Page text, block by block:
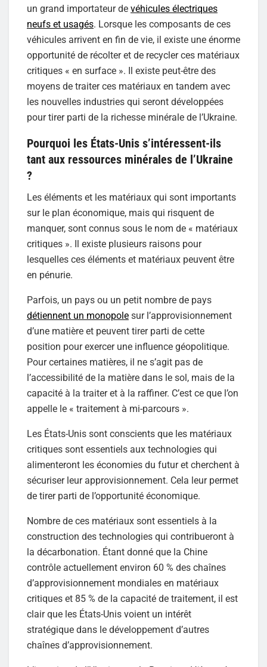
un grand importateur de véhicules électriques
neufs et usagés. Lorsque les composants de ces
véhicules arrivent en fin de vie, il existe une énorme
opportunité de récolter et de recycler ces matériaux
critiques « en surface ». Il existe peut-être des
moyens de traiter ces matériaux en tandem avec
les nouvelles industries qui seront développées
pour tirer parti de la richesse minérale de l’Ukraine.
Pourquoi les États-Unis s’intéressent-ils
tant aux ressources minérales de l’Ukraine
?
Les éléments et les matériaux qui sont importants
sur le plan économique, mais qui risquent de
manquer, sont connus sous le nom de « matériaux
critiques ». Il existe plusieurs raisons pour
lesquelles ces éléments et matériaux peuvent être
en pénurie.
Parfois, un pays ou un petit nombre de pays
détiennent un monopole sur l’approvisionnement
d’une matière et peuvent tirer parti de cette
position pour exercer une influence géopolitique.
Pour certaines matières, il ne s’agit pas de
l’accessibilité de la matière dans le sol, mais de la
capacité à la traiter et à la raffiner. C’est ce que l’on
appelle le « traitement à mi-parcours ».
Les États-Unis sont conscients que les matériaux
critiques sont essentiels aux technologies qui
alimenteront les économies du futur et cherchent à
sécuriser leur approvisionnement. Cela leur permet
de tirer parti de l’opportunité économique.
Nombre de ces matériaux sont essentiels à la
construction des technologies qui contribueront à
la décarbonation. Étant donné que la Chine
contrôle actuellement environ 60 % des chaînes
d’approvisionnement mondiales en matériaux
critiques et 85 % de la capacité de traitement, il est
clair que les États-Unis voient un intérêt
stratégique dans le développement d’autres
chaînes d’approvisionnement.